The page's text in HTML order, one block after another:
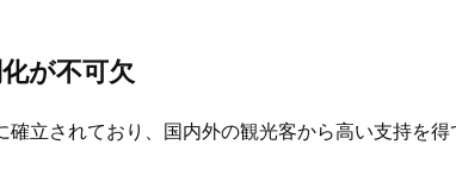
が不可欠
立されており、国内外の観光客から高い支持を得